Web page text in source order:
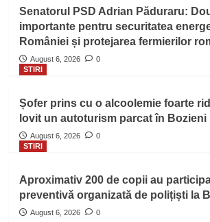
Senatorul PSD Adrian Păduraru:
importante pentru securitatea
României și protejarea fermierilor
August 6, 2026
0
STIRI
Șofer prins cu o alcoolemie foarte
lovit un autoturism parcat în Bozieni
August 6, 2026
0
STIRI
Aproximativ 200 de copii au
preventivă organizată de polițiști la
August 6, 2026 0